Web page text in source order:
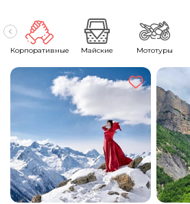
Корпоративные Майские Мототуры